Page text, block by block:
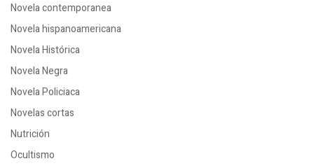
Novela contemporanea
Novela hispanoamericana
Novela Histórica
Novela Negra
Novela Policiaca
Novelas cortas
Nutrición
Ocultismo